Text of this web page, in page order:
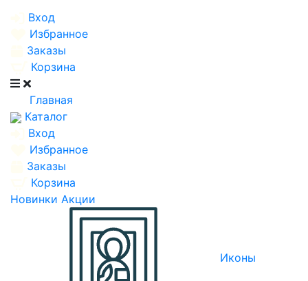
Вход
Избранное
Заказы
Корзина
Главная
Каталог
Вход
Избранное
Заказы
Корзина
Новинки Акции
Иконы